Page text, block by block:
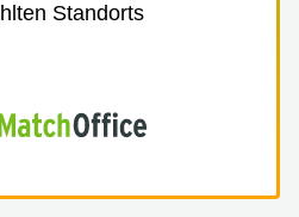
Standorts